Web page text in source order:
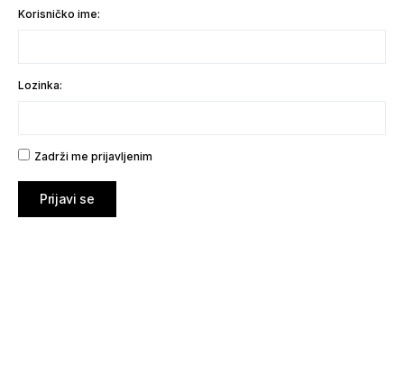
Korisničko ime:
Lozinka:
Zadrži me prijavljenim
Prijavi se